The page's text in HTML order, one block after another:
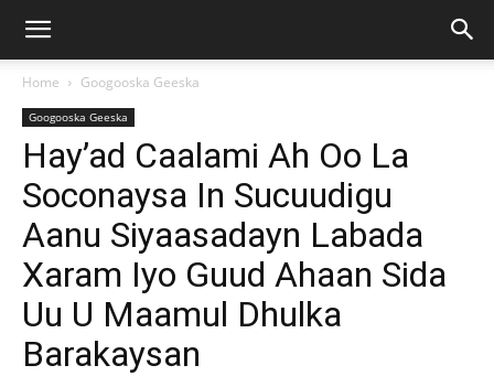
Home Googooska Geeska
Googooska Geeska
Hay’ad Caalami Ah Oo La
Soconaysa In Sucuudigu
Aanu Siyaasadayn Labada
Xaram Iyo Guud Ahaan Sida
Uu U Maamul Dhulka
Barakaysan